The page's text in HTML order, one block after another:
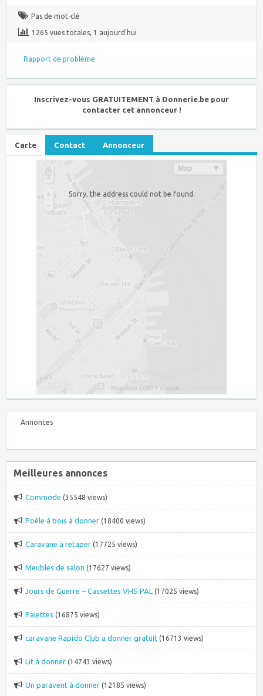
Pas de mot-clé
1265 vues totales, 1 aujourd'hui
Rapport de problème
Inscrivez-vous GRATUITEMENT à Donnerie.be pour
contacter cet annonceur !
Carte Contact Annonceur
Sorry, the address could not be found.
Annonces
Meilleures annonces
Commode (35548 views)
Poêle à bois à donner (18400 views)
Caravane à retaper (17725 views)
Meubles de salon (17627 views)
Jours de Guerre – Cassettes VHS PAL (17025 views)
Palettes (16875 views)
caravane Rapido Club a donner gratuit (16713 views)
Lit à donner (14743 views)
Un paravent à donner (12185 views)